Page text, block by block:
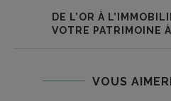
DE L’OR À
VOTRE PATRIMOINE
VOUS